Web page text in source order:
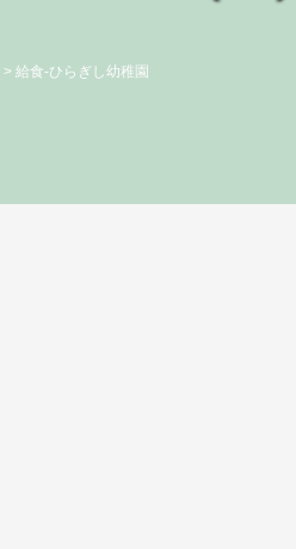
> 給食-ひらぎし幼稚園